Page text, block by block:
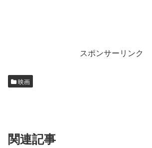
スポンサーリンク
映画
関連記事